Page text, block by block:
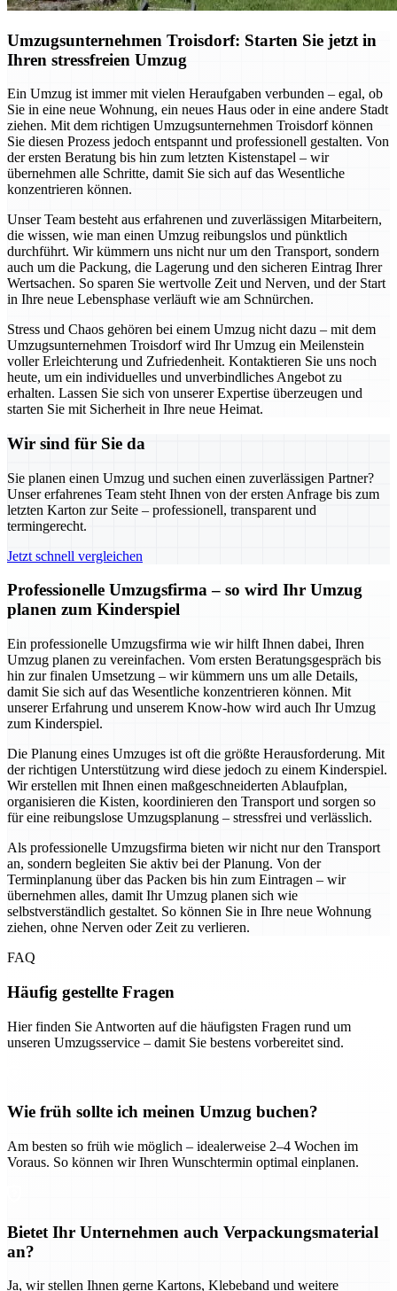
Umzugsunternehmen Troisdorf: Starten Sie jetzt in
Ihren stressfreien Umzug
Ein Umzug ist immer mit vielen Heraufgaben verbunden – egal, ob
Sie in eine neue Wohnung, ein neues Haus oder in eine andere Stadt
ziehen. Mit dem richtigen Umzugsunternehmen Troisdorf können
Sie diesen Prozess jedoch entspannt und professionell gestalten. Von
der ersten Beratung bis hin zum letzten Kistenstapel – wir
übernehmen alle Schritte, damit Sie sich auf das Wesentliche
konzentrieren können.
Unser Team besteht aus erfahrenen und zuverlässigen Mitarbeitern,
die wissen, wie man einen Umzug reibungslos und pünktlich
durchführt. Wir kümmern uns nicht nur um den Transport, sondern
auch um die Packung, die Lagerung und den sicheren Eintrag Ihrer
Wertsachen. So sparen Sie wertvolle Zeit und Nerven, und der Start
in Ihre neue Lebensphase verläuft wie am Schnürchen.
Stress und Chaos gehören bei einem Umzug nicht dazu – mit dem
Umzugsunternehmen Troisdorf wird Ihr Umzug ein Meilenstein
voller Erleichterung und Zufriedenheit. Kontaktieren Sie uns noch
heute, um ein individuelles und unverbindliches Angebot zu
erhalten. Lassen Sie sich von unserer Expertise überzeugen und
starten Sie mit Sicherheit in Ihre neue Heimat.
Wir sind für Sie da
Sie planen einen Umzug und suchen einen zuverlässigen Partner?
Unser erfahrenes Team steht Ihnen von der ersten Anfrage bis zum
letzten Karton zur Seite – professionell, transparent und
termingerecht.
Jetzt schnell vergleichen
Professionelle Umzugsfirma – so wird Ihr Umzug
planen zum Kinderspiel
Ein professionelle Umzugsfirma wie wir hilft Ihnen dabei, Ihren
Umzug planen zu vereinfachen. Vom ersten Beratungsgespräch bis
hin zur finalen Umsetzung – wir kümmern uns um alle Details,
damit Sie sich auf das Wesentliche konzentrieren können. Mit
unserer Erfahrung und unserem Know-how wird auch Ihr Umzug
zum Kinderspiel.
Die Planung eines Umzuges ist oft die größte Herausforderung. Mit
der richtigen Unterstützung wird diese jedoch zu einem Kinderspiel.
Wir erstellen mit Ihnen einen maßgeschneiderten Ablaufplan,
organisieren die Kisten, koordinieren den Transport und sorgen so
für eine reibungslose Umzugsplanung – stressfrei und verlässlich.
Als professionelle Umzugsfirma bieten wir nicht nur den Transport
an, sondern begleiten Sie aktiv bei der Planung. Von der
Terminplanung über das Packen bis hin zum Eintragen – wir
übernehmen alles, damit Ihr Umzug planen sich wie
selbstverständlich gestaltet. So können Sie in Ihre neue Wohnung
ziehen, ohne Nerven oder Zeit zu verlieren.
FAQ
Häufig gestellte Fragen
Hier finden Sie Antworten auf die häufigsten Fragen rund um
unseren Umzugsservice – damit Sie bestens vorbereitet sind.
Wie früh sollte ich meinen Umzug buchen?
Am besten so früh wie möglich – idealerweise 2–4 Wochen im
Voraus. So können wir Ihren Wunschtermin optimal einplanen.
Bietet Ihr Unternehmen auch Verpackungsmaterial
an?
Ja, wir stellen Ihnen gerne Kartons, Klebeband und weitere